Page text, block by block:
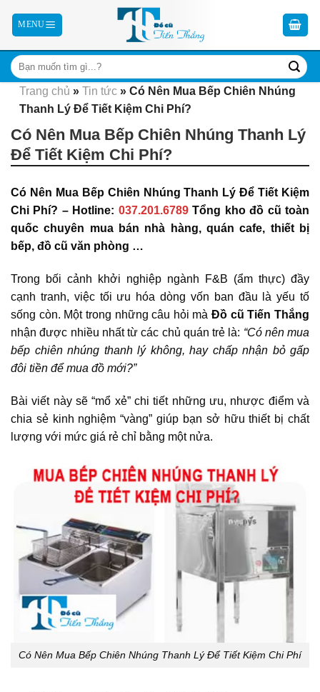
Trang chủ » Tin tức» Có Nên Mua Bếp Chiên Nhúng
Thanh Lý Để Tiết Kiệm Chi Phí?
Có Nên Mua Bếp Chiên Nhúng Thanh Lý
Để Tiết Kiệm Chi Phí?
Có Nên Mua Bếp Chiên Nhúng Thanh Lý Để Tiết Kiệm
Chi Phí? – Hotline: 037.201.6789Tổng kho đồ cũ toàn
quốc chuyên mua bán nhà hàng, quán cafe, thiết bị
bếp, đồ cũ văn phòng …
Trong bối cảnh khởi nghiệp ngành F&B (ẩm thực) đầy
cạnh tranh, việc tối ưu hóa dòng vốn ban đầu là yếu tố
sống còn. Một trong những câu hỏi màĐồ cũ Tiến Thắng
nhận được nhiều nhất từ các chủ quán trẻ là: “Có nên mua
bếp chiên nhúng thanh lý không, hay chấp nhận bỏ gấp
đôi tiền để mua đồ mới?”
Bài viết này sẽ “mổ xẻ” chi tiết những ưu, nhược điểm và
chia sẻ kinh nghiệm “vàng” giúp bạn sở hữu thiết bị chất
lượng với mức giá rẻ chỉ bằng một nửa.
Có Nên Mua Bếp Chiên Nhúng Thanh Lý Để Tiết Kiệm Chi Phí